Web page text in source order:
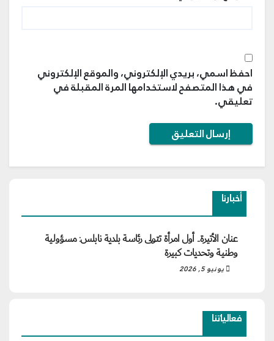
احفظ اسمي، بريدي الإلكتروني، والموقع الإلكتروني
في هذا المتصفح لاستخدامها المرة المقبلة في
تعليقي.
أخبارنا
عنان الأتيرة.. أول امرأة تتولى رئاسة بلدية نابلس: مسؤولية
وطنية وتحديات كبيرة
يونيو 5, 2026
فعالياتنا